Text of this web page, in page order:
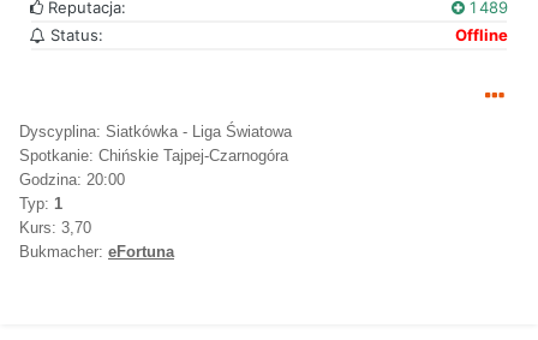
Reputacja:
1 489
Status:
Offline
Dyscyplina: Siatkówka - Liga Światowa
Spotkanie: Chińskie Tajpej-Czarnogóra
Godzina: 20:00
Typ: 1
Kurs: 3,70
Bukmacher: eFortuna